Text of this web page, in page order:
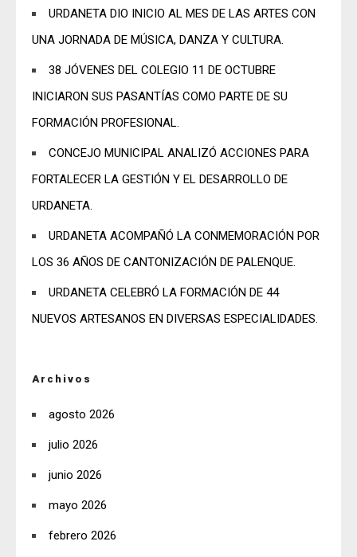
URDANETA DIO INICIO AL MES DE LAS ARTES CON
UNA JORNADA DE MÚSICA, DANZA Y CULTURA.
38 JÓVENES DEL COLEGIO 11 DE OCTUBRE
INICIARON SUS PASANTÍAS COMO PARTE DE SU
FORMACIÓN PROFESIONAL.
CONCEJO MUNICIPAL ANALIZÓ ACCIONES PARA
FORTALECER LA GESTIÓN Y EL DESARROLLO DE
URDANETA.
URDANETA ACOMPAÑÓ LA CONMEMORACIÓN POR
LOS 36 AÑOS DE CANTONIZACIÓN DE PALENQUE.
URDANETA CELEBRÓ LA FORMACIÓN DE 44
NUEVOS ARTESANOS EN DIVERSAS ESPECIALIDADES.
Archivos
agosto 2026
julio 2026
junio 2026
mayo 2026
febrero 2026